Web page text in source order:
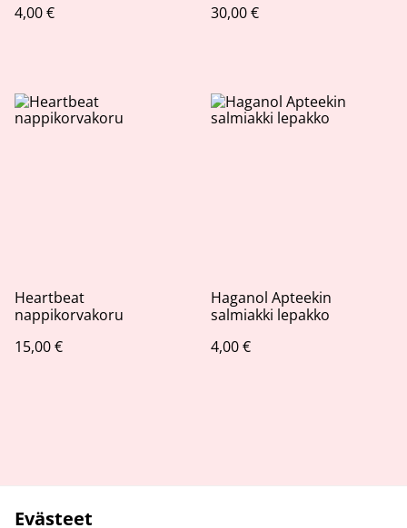
4,00 €
30,00 €
Heartbeat
nappikorvakoru
15,00 €
Haganol Apteekin
salmiakki lepakko
4,00 €
Evästeet